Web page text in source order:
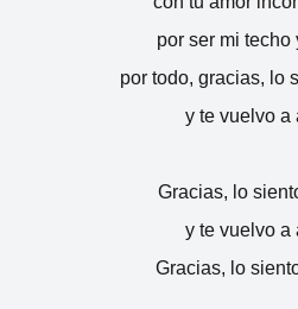
por ser mi techo
por todo, gracias, lo
y te vuelvo a
Gracias, lo
y te vuelvo a
Gracias, lo